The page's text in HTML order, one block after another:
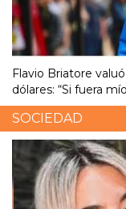
Flavio Briatore
dólares: “Si fuera
SOCIEDAD